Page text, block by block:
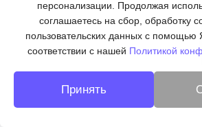
ПОДПИСКА
© 2026 «ВУДКРАФТ» -
персонализации. Продолжая
соглашаетесь на сбор, обработку
пользовательских данных с помощью
соответствии с нашей Политикой
Принять